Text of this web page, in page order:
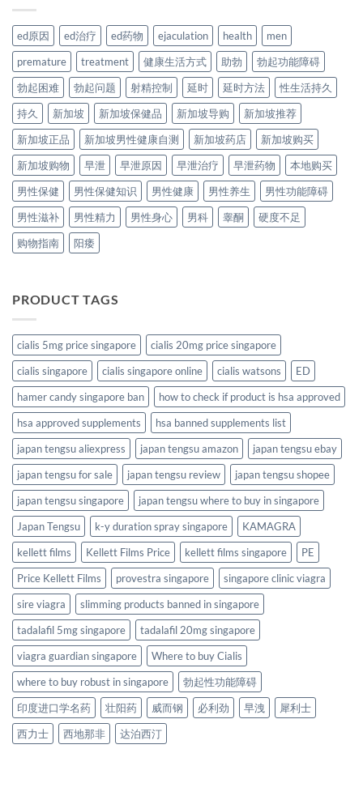
ed原因 ed治疗 ed药物 ejaculation health
men
premature
treatment 健康生活方式 助勃
勃起功能障碍
勃起困难
勃起问题 射精控制 延时 延时方法
性生活持久
持久
新加坡 新加坡保健品 新加坡导购
新加坡推荐
新加坡正品
新加坡男性健康自测 新加坡药店
新加坡购买
新加坡购物
早泄 早泄原因 早泄治疗 早泄药物
本地购买
男性保健
男性保健知识 男性健康 男性养生
男性功能障碍
男性滋补
男性精力 男性身心 男科 睾酮
硬度不足
购物指南
阳痿
PRODUCT TAGS
cialis 5mg price singapore
cialis 20mg price singapore
cialis singapore
cialis singapore online cialis watsons
ED
hamer candy singapore ban
how to check if product is hsa approved
hsa approved supplements
hsa banned supplements list
japan tengsu aliexpress
japan tengsu amazon
japan tengsu ebay
japan tengsu for sale
japan tengsu review
japan tengsu shopee
japan tengsu singapore
japan tengsu where to buy in singapore
Japan Tengsu
k-y duration spray singapore
KAMAGRA
kellett films
Kellett Films Price kellett films singapore
PE
Price Kellett Films
provestra singapore
singapore clinic viagra
sire viagra
slimming products banned in singapore
tadalafil 5mg singapore
tadalafil 20mg singapore
viagra guardian singapore
Where to buy Cialis
where to buy robust in singapore
勃起性功能障碍
印度进口学名药
壮阳药 威而钢 必利劲 早洩
犀利士
西力士
西地那非 达泊西汀